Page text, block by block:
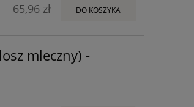
65,96 zł DO KOSZYKA
mleczny) -